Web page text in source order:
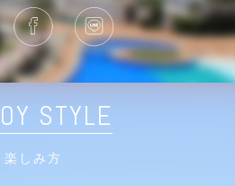
STYLE
楽しみ方